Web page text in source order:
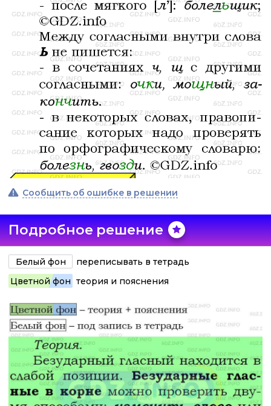
Сообщить об ошибке в решении
Подробное решение
Белый фон
переписывать в тетрадь
Цветной фон теория и пояснения